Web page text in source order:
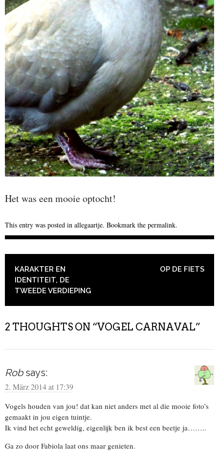
Het was een mooie optocht!
This entry was posted in allegaartje. Bookmark the permalink.
POST NAVIGATION
KARAKTER EN
IDENTITEIT, DE
TWEEDE VERDIEPING
OP DE FIETS
2 THOUGHTS ON “VOGEL CARNAVAL”
Rob says:
2. März 2014 at 17:39
Vogels houden van jou! dat kan niet anders met al die mooie foto’s
gemaakt in jou eigen tuintje.
Ik vind het echt geweldig, eigenlijk ben ik best een beetje ja……..
Ga zo door Fabiola laat ons maar genieten.